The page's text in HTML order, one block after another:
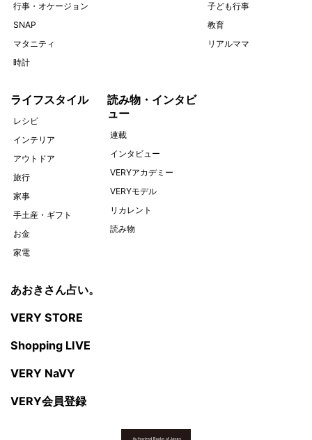
行事・オケージョン
SNAP
マタニティ
時計
子ども行事
教育
リアルママ
ライフスタイル
レシピ
インテリア
アウトドア
旅行
家事
手土産・ギフト
お金
家電
読み物・インタビ
ュー
連載
インタビュー
VERYアカデミー
VERYモデル
リカレント
読み物
あおきさん占い。
VERY STORE
Shopping LIVE
VERY NaVY
VERY会員登録